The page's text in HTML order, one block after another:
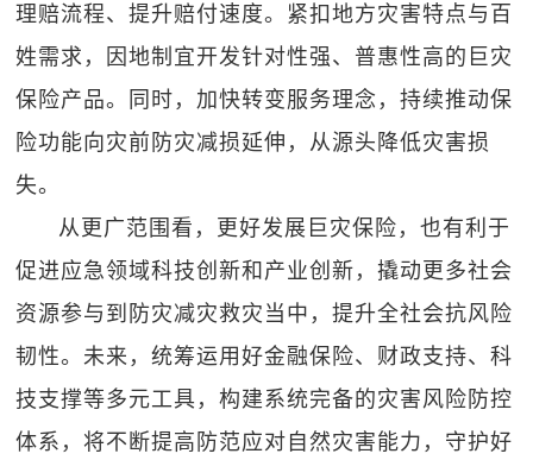
理赔流程、提升赔付速度。紧扣地方灾害特点与百
姓需求，因地制宜开发针对性强、普惠性高的巨灾
保险产品。同时，加快转变服务理念，持续推动保
险功能向灾前防灾减损延伸，从源头降低灾害损
失。
从更广范围看，更好发展巨灾保险，也有利于
促进应急领域科技创新和产业创新，撬动更多社会
资源参与到防灾减灾救灾当中，提升全社会抗风险
韧性。未来，统筹运用好金融保险、财政支持、科
技支撑等多元工具，构建系统完备的灾害风险防控
体系，将不断提高防范应对自然灾害能力，守护好